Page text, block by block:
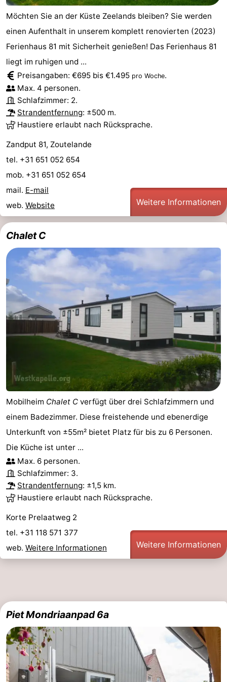
Schouwen-
Renesse
-
Brouwershaven
-
Bruinisse
-
Zierikzee
-
Oosterschelde
Burgh
-
Kop
Schouwen
-
Natur
Oranjezon
Oostkapelle
-
Natur
de
-
Domburg
-
Natur
Walcherse
bos
Dishoek
-
Vlissingen
-
Middelburg
Zeeuws-
Vlaanderen
-
Nieuwvliet
-
Sluis
-
Zwin
Möchten Sie an der Küste Zeelands bleiben? Sie werden
einen Aufenthalt in unserem komplett renovierten (2023)
Ferienhaus 81 mit Sicherheit genießen! Das Ferienhaus 81
liegt im ruhigen und ...
Preisangaben: €695 bis €1.495 pro Woche.
Max. 4 personen.
Schlafzimmer: 2.
Strandentfernung: ±500 m.
Haustiere erlaubt nach Rücksprache.
Zandput 81, Zoutelande
tel. +31 651 052 654
mob. +31 651 052 654
mail. E-mail
web. Website Weitere Informationen
Chalet C
Mobilheim Chalet C verfügt über drei Schlafzimmern und
einem Badezimmer. Diese freistehende und ebenerdige
Unterkunft von ±55m² bietet Platz für bis zu 6 Personen.
Die Küche ist unter ...
Max. 6 personen.
Schlafzimmer: 3.
Strandentfernung: ±1,5 km.
Haustiere erlaubt nach Rücksprache.
Korte Prelaatweg 2
tel. +31 118 571 377
web. Weitere Informationen Weitere Informationen
Piet Mondriaanpad 6a